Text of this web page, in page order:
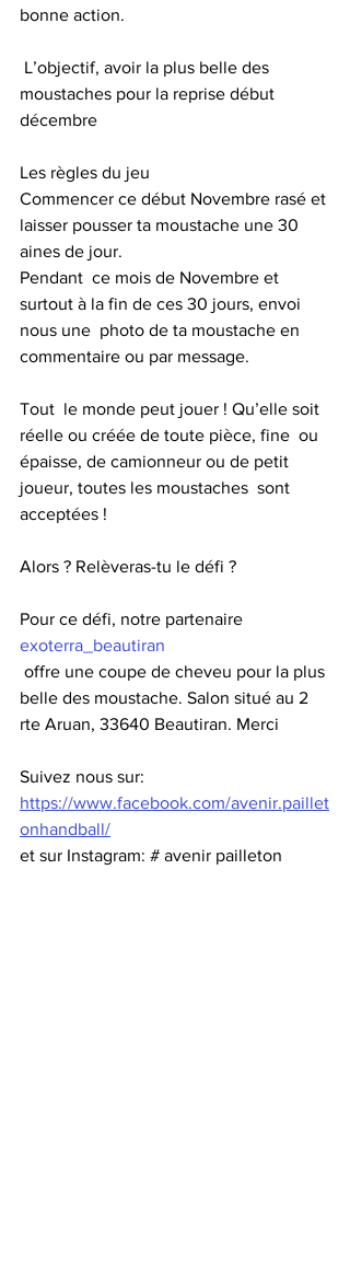
bonne action.
moustaches pour la reprise début
décembre
Les règles du jeu
Commencer ce début Novembre rasé et
laisser pousser ta moustache une 30
aines de jour.
Pendant  ce mois de Novembre et
surtout à la fin de ces 30 jours, envoi
nous une  photo de ta moustache en
commentaire ou par message.
Tout  le monde peut jouer ! Qu’elle soit
réelle ou créée de toute pièce, fine  ou
épaisse, de camionneur ou de petit
joueur, toutes les moustaches  sont
acceptées !
Alors ? Relèveras-tu le défi ?
Pour ce défi, notre partenaire
exoterra_beautiran
belle des moustache. Salon situé au 2
rte Aruan, 33640 Beautiran. Merci
Suivez nous sur:
https://www.facebook.com/avenir.paillet
onhandball/
et sur Instagram: # avenir pailleton